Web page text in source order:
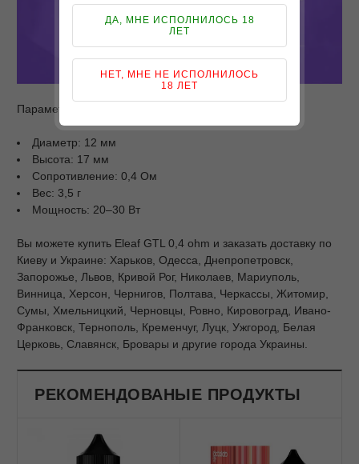
Параметры
Диаметр: 12 мм
Высота: 17 мм
Сопротивление: 0,4 Ом
Вес: 3,5 г
Мощность: 20–30 Вт
Вы можете купить Eleaf GTL 0,4 ohm и заказать доставку по
Киеву и Украине: Харьков, Одесса, Днепропетровск,
Запорожье, Львов, Кривой Рог, Николаев, Мариуполь,
Винница, Херсон, Чернигов, Полтава, Черкассы, Житомир,
Сумы, Хмельницкий, Черновцы, Ровно, Кировоград, Ивано-
Франковск, Тернополь, Кременчуг, Луцк, Ужгород, Белая
Церковь, Славянск, Бровары и другие города Украины.
РЕКОМЕНДОВАНЫЕ ПРОДУКТЫ
ДА, МНЕ ИСПОЛНИЛОСЬ 18
ЛЕТ
НЕТ, МНЕ НЕ ИСПОЛНИЛОСЬ
18 ЛЕТ